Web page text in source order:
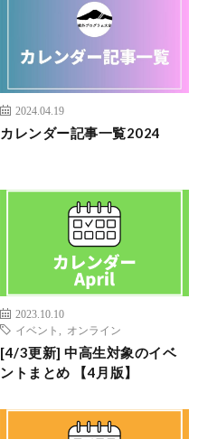
2024.04.19
カレンダー記事一覧2024
2023.10.10
イベント
オンライン
[4/3更新] 中高生対象のイベ
ントまとめ 【4月版】